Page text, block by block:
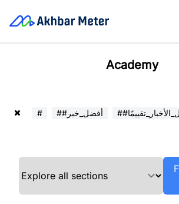
Academy
# ##أفضل_خبر